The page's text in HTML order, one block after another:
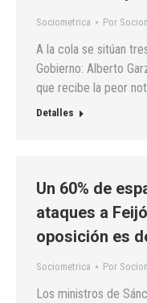
Sociometrica Por
A la cola se sitúan
Gobierno: Alberto
que recibe la peor
Detalles
Un 60% de
ataques a
oposición es
Sociometrica Por
Los ministros de